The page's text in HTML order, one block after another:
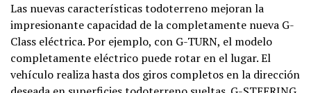
Las nuevas características todoterreno mejoran la
impresionante capacidad de la completamente nueva G-
Class eléctrica. Por ejemplo, con G-TURN, el modelo
completamente eléctrico puede rotar en el lugar. El
vehículo realiza hasta dos giros completos en la dirección